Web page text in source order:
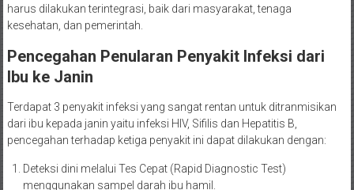
harus dilakukan terintegrasi, baik dari masyarakat, tenaga
kesehatan, dan pemerintah.
Pencegahan Penularan Penyakit Infeksi dari
Ibu ke Janin
Terdapat 3 penyakit infeksi yang sangat rentan untuk ditranmisikan
dari ibu kepada janin yaitu infeksi HIV, Sifilis dan Hepatitis B,
pencegahan terhadap ketiga penyakit ini dapat dilakukan dengan:
Deteksi dini melalui Tes Cepat (Rapid Diagnostic Test)
menggunakan sampel darah ibu hamil.